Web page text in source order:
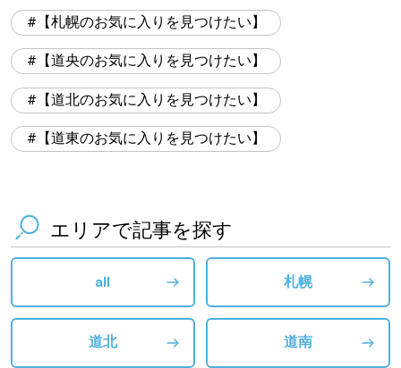
【札幌のお気に入りを見つけたい】
【道央のお気に入りを見つけたい】
【道北のお気に入りを見つけたい】
【道東のお気に入りを見つけたい】
エリアで記事を探す
all 札幌
道北 道南